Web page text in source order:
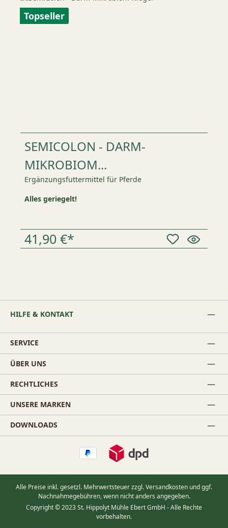
Topseller
SEMICOLON - DARM-
MIKROBIOM...
Ergänzungsfuttermittel für Pferde
Alles geriegelt!
41,90 €*
HILFE & KONTAKT
SERVICE
ÜBER UNS
RECHTLICHES
UNSERE MARKEN
DOWNLOADS
Alle Preise inkl. gesetzl. Mehrwertsteuer zzgl.Versandkosten und ggf.
Nachnahmegebühren, wenn nicht anders angegeben.
Copyright © 2023 St. Hippolyt Mühle Ebert GmbH - Alle Rechte
vorbehalten.